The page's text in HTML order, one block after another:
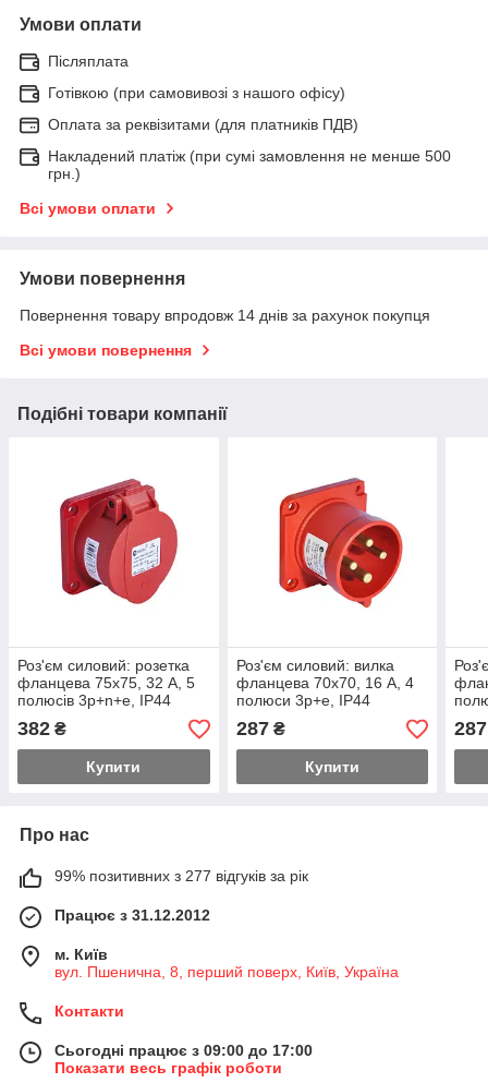
Умови оплати
Післяплата
Готівкою (при самовивозі з нашого офісу)
Оплата за реквізитами (для платників ПДВ)
Накладений платіж (при сумі замовлення не менше 500
грн.)
Всі умови оплати
Умови повернення
Повернення товару впродовж 14 днів за рахунок покупця
Всі умови повернення
Подібні товари компанії
Роз'єм силовий: розетка
фланцева 75х75, 32 А, 5
полюсів 3p+n+e, IP44
382 ₴
Купити
Роз'єм силовий: вилка
фланцева 70х70, 16 А, 4
полюси 3p+e, IP44
287₴
Купити
287
Про нас
99% позитивних з 277 відгуків за рік
Працює з 31.12.2012
м. Київ
вул. Пшенична, 8, перший поверх, Київ, Україна
Контакти
Сьогодні працює з 09:00 до 17:00
Показати весь графік роботи